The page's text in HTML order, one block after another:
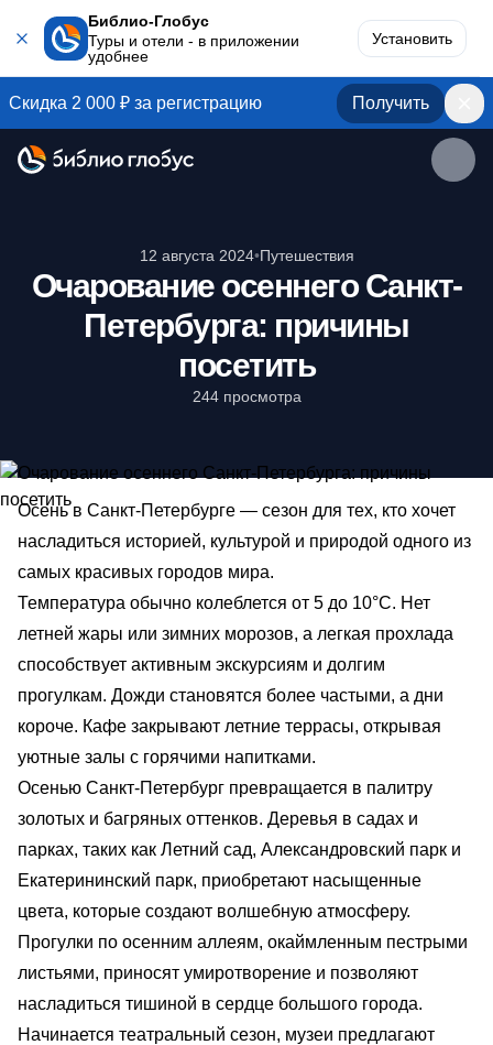
Библио-Глобус
Туры и отели - в приложении
удобнее
Установить
Скидка 2 000 ₽ за регистрацию Получить
12 августа 2024•Путешествия
Очарование осеннего Санкт-
Петербурга: причины
посетить
244 просмотра
Осень в Санкт-Петербурге — сезон для тех, кто хочет
насладиться историей, культурой и природой одного из
самых красивых городов мира.
Температура обычно колеблется от 5 до 10°C. Нет
летней жары или зимних морозов, а легкая прохлада
способствует активным экскурсиям и долгим
прогулкам. Дожди становятся более частыми, а дни
короче. Кафе закрывают летние террасы, открывая
уютные залы с горячими напитками.
Осенью Санкт-Петербург превращается в палитру
золотых и багряных оттенков. Деревья в садах и
парках, таких как Летний сад, Александровский парк и
Екатерининский парк, приобретают насыщенные
цвета, которые создают волшебную атмосферу.
Прогулки по осенним аллеям, окаймленным пестрыми
листьями, приносят умиротворение и позволяют
насладиться тишиной в сердце большого города.
Начинается театральный сезон, музеи предлагают